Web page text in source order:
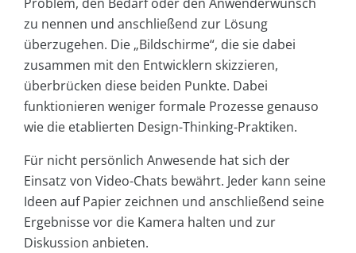
Problem, den Bedarf oder den Anwenderwunsch
zu nennen und anschließend zur Lösung
überzugehen. Die „Bildschirme“, die sie dabei
zusammen mit den Entwicklern skizzieren,
überbrücken diese beiden Punkte. Dabei
funktionieren weniger formale Prozesse genauso
wie die etablierten Design-Thinking-Praktiken.
Für nicht persönlich Anwesende hat sich der
Einsatz von Video-Chats bewährt. Jeder kann seine
Ideen auf Papier zeichnen und anschließend seine
Ergebnisse vor die Kamera halten und zur
Diskussion anbieten.